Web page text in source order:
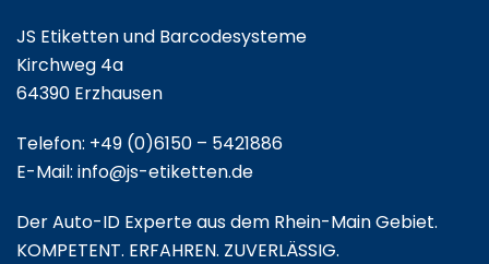
JS Etiketten und Barcodesysteme
Kirchweg 4a
64390 Erzhausen
Telefon: +49 (0)6150 – 5421886
E-Mail: info@js-etiketten.de
Der Auto-ID Experte aus dem Rhein-Main Gebiet.
KOMPETENT. ERFAHREN. ZUVERLÄSSIG.